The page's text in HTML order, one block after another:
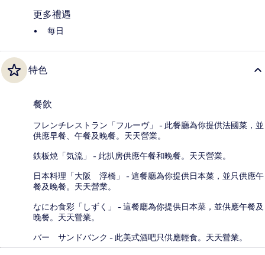
更多禮遇
每日
特色
餐飲
フレンチレストラン「フルーヴ」 - 此餐廳為你提供法國菜，並
供應早餐、午餐及晚餐。天天營業。
鉄板焼「気流」 - 此扒房供應午餐和晚餐。天天營業。
日本料理「大阪 浮橋」 - 這餐廳為你提供日本菜，並只供應午
餐及晚餐。天天營業。
なにわ食彩「しずく」 - 這餐廳為你提供日本菜，並供應午餐及
晚餐。天天營業。
バー サンドバンク - 此美式酒吧只供應輕食。天天營業。